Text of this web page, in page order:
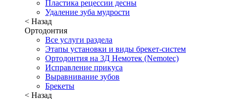
Пластика рецессии десны
Удаление зуба мудрости
< Назад
Ортодонтия
Все услуги раздела
Этапы установки и виды брекет-систем
Ортодонтия на 3Д Немотек (Nemotec)
Исправление прикуса
Выравнивание зубов
Брекеты
< Назад